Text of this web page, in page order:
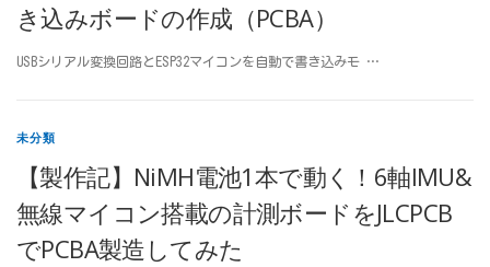
き込みボードの作成（PCBA）
USBシリアル変換回路とESP32マイコンを自動で書き込みモ …
未分類
【製作記】NiMH電池1本で動く！6軸IMU&
無線マイコン搭載の計測ボードをJLCPCB
でPCBA製造してみた